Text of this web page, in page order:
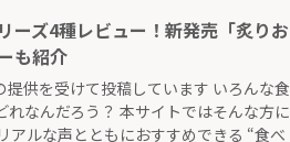
ーズ4種レビュー！新発売「炙りお
も紹介
供を受けて投稿しています いろんな食
なんだろう？ 本サイトではそんな方に
アルな声とともにおすすめできる “食べ